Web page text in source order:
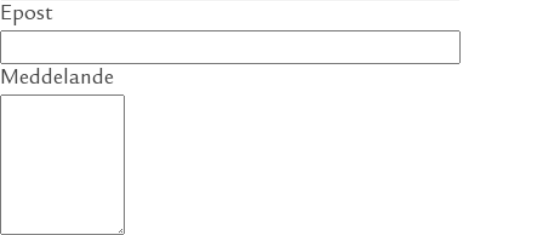
Epost
Meddelande